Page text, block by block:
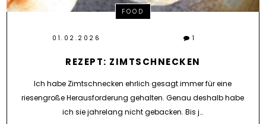
FOOD
01.02.2026 1
REZEPT: ZIMTSCHNECKEN
Ich habe Zimtschnecken ehrlich gesagt immer für eine
riesengroße Herausforderung gehalten. Genau deshalb habe
ich sie jahrelang nicht gebacken. Bis j…